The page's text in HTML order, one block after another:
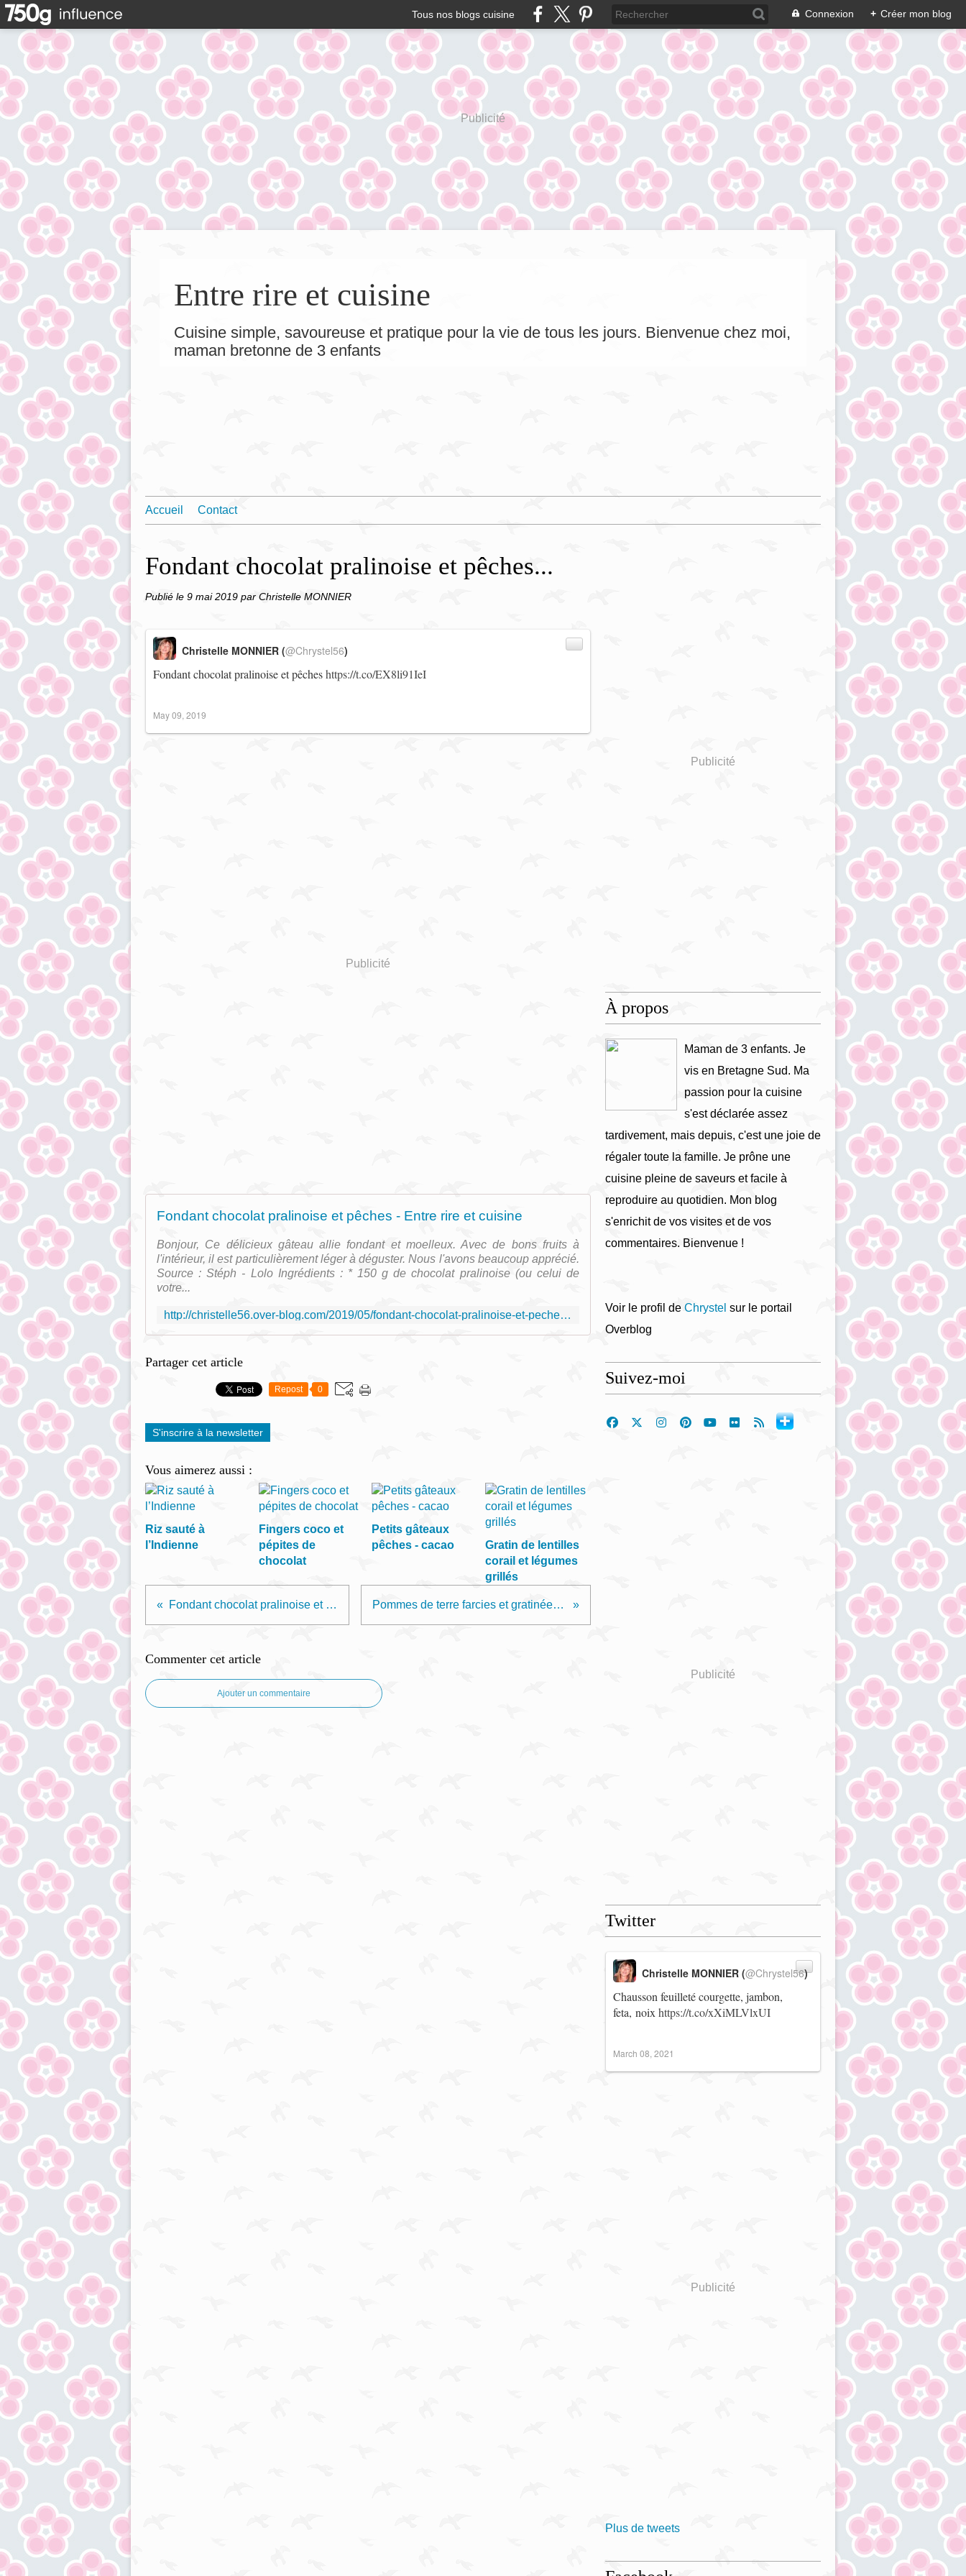
Tous nos blogs cuisine Connexion + Créer mon blog
Publicité
Entre rire et cuisine
Cuisine simple, savoureuse et pratique pour la vie de tous les jours. Bienvenue chez moi,
maman bretonne de 3 enfants
Accueil Contact
Fondant chocolat pralinoise et pêches...
Publié le 9 mai 2019 par Christelle MONNIER
Fondant chocolat pralinoise et pêcheshttps://t.co/EX8li91IeI
Christelle MONNIER (@Chrystel56)
May 09, 2019
Publicité
Fondant chocolat pralinoise et pêches - Entre rire et cuisine
Bonjour, Ce délicieux gâteau allie fondant et moelleux. Avec de bons fruits à
l'intérieur, il est particulièrement léger à déguster. Nous l'avons beaucoup apprécié.
Source : Stéph - Lolo Ingrédients : * 150 g de chocolat pralinoise (ou celui de
votre...
http://christelle56.over-blog.com/2019/05/fondant-chocolat-pralinoise-et-peches.html
Partager cet article
Repost 0
S'inscrire à la newsletter
Vous aimerez aussi :
Riz sauté à
l’Indienne
Fingers coco et
pépites de
chocolat
Petits gâteaux
pêches - cacao
Gratin de lentilles
corail et légumes
grillés
Fondant chocolat pralinoise et pêches Pommes de terre farcies et gratinées au four
Commenter cet article
Ajouter un commentaire
Publicité
À propos
Maman de 3 enfants. Je
vis en Bretagne Sud. Ma
passion pour la cuisine
s'est déclarée assez
tardivement, mais depuis, c'est une joie de
régaler toute la famille. Je prône une
cuisine pleine de saveurs et facile à
reproduire au quotidien. Mon blog
s'enrichit de vos visites et de vos
commentaires. Bienvenue !
Voir le profil de Chrystel sur le portail
Overblog
Suivez-moi
Publicité
Twitter
Chausson feuilleté courgette, jambon,
feta, noix https://t.co/xXiMLVlxUI
Christelle MONNIER (@Chrystel56)
March 08, 2021
Publicité
Plus de tweets